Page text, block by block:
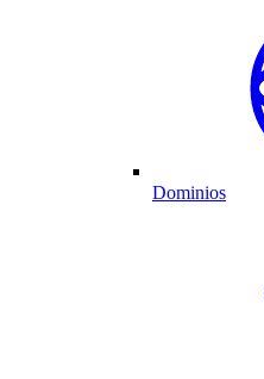
Dominios